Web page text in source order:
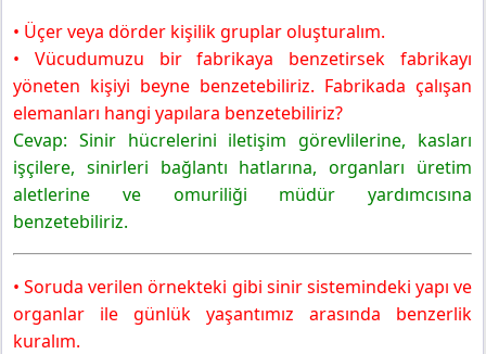
• Üçer veya dörder kişilik gruplar oluşturalım.
• Vücudumuzu bir fabrikaya benzetirsek fabrikayı
yöneten kişiyi beyne benzetebiliriz. Fabrikada çalışan
elemanları hangi yapılara benzetebiliriz?
Cevap: Sinir hücrelerini iletişim görevlilerine, kasları
işçilere, sinirleri bağlantı hatlarına, organları üretim
aletlerine ve omuriliği müdür yardımcısına
benzetebiliriz.
• Soruda verilen örnekteki gibi sinir sistemindeki yapı ve
organlar ile günlük yaşantımız arasında benzerlik
kuralım.